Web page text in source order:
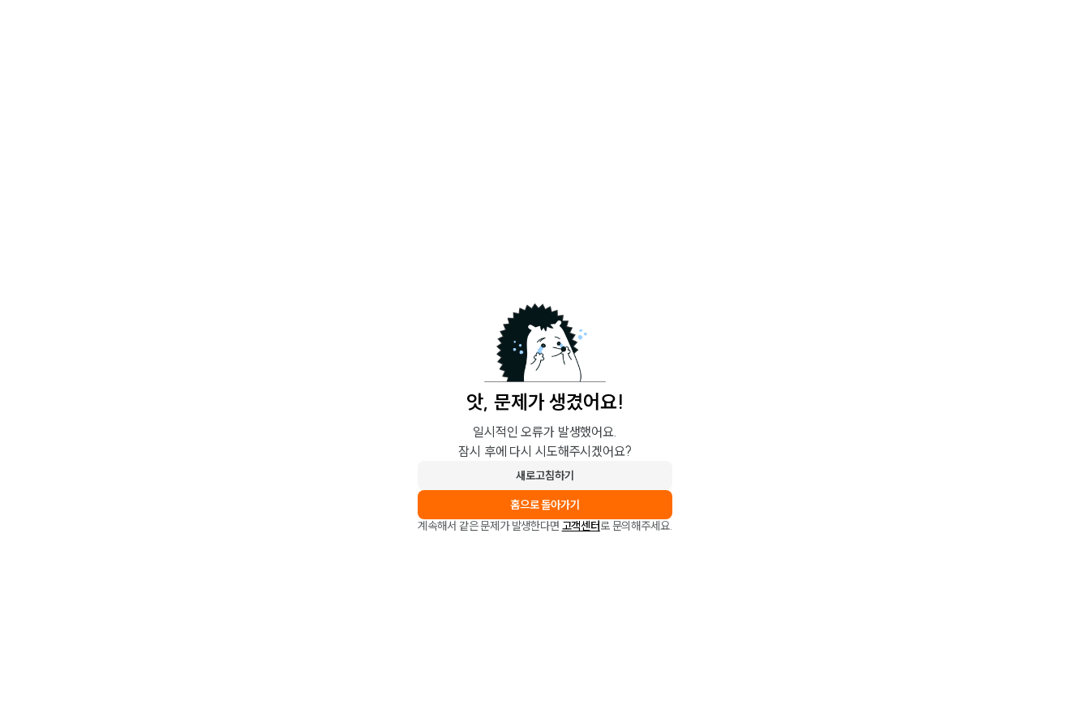
앗, 문제가 생겼어요!
일시적인 오류가 발생했어요.
잠시 후에 다시 시도해주시겠어요?
새로고침하기
홈으로 돌아가기
계속해서 같은 문제가 발생한다면 고객센터로 문의해주세요.